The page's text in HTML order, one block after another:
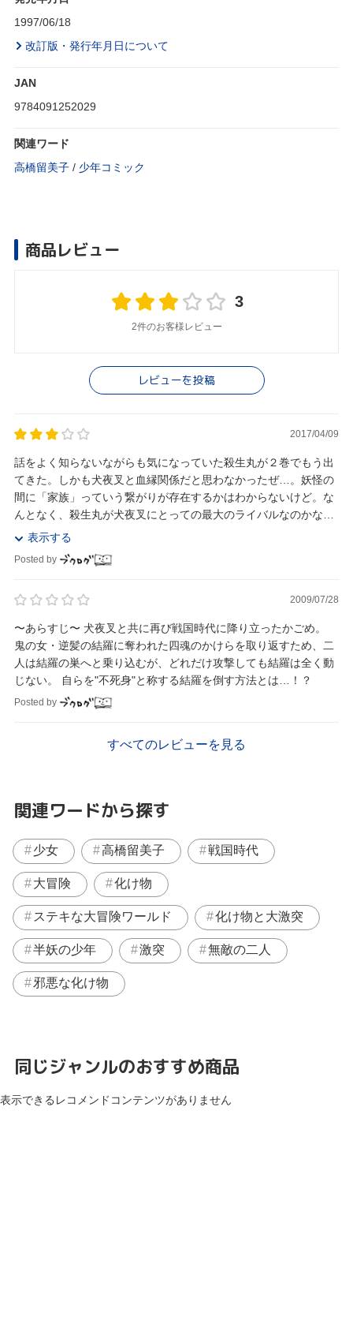
1997/06/18
改訂版・発行年月日について
JAN
9784091252029
関連ワード
高橋留美子 / 少年コミック
商品レビュー
3
2件のお客様レビュー
レビューを投稿
2017/04/09
話をよく知らないながらも気になっていた殺生丸が２巻でもう出
てきた。しかも犬夜叉と血縁関係だと思わなかったぜ…。妖怪の
間に「家族」っていう繋がりが存在するかはわからないけど。な
んとなく、殺生丸が犬夜叉にとっての最大のライバルなのかなっ
て想像してたんだけど、ちょっと思ってたのと関係性...
表示する
Posted by
2009/07/28
〜あらすじ〜 犬夜叉と共に再び戦国時代に降り立ったかごめ。
鬼の女・逆髪の結羅に奪われた四魂のかけらを取り返すため、二
人は結羅の巣へと乗り込むが、どれだけ攻撃しても結羅は全く動
じない。 自らを"不死身"と称する結羅を倒す方法とは…！？
Posted by
すべてのレビューを見る
関連ワードから探す
少女 高橋留美子 戦国時代
大冒険 化け物
ステキな大冒険ワールド 化け物と大激突
半妖の少年 激突 無敵の二人
邪悪な化け物
同じジャンルのおすすめ商品
表示できるレコメンドコンテンツがありません